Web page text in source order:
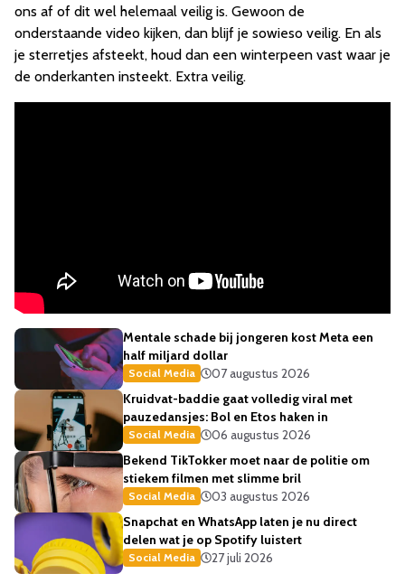
ons af of dit wel helemaal veilig is. Gewoon de
onderstaande video kijken, dan blijf je sowieso veilig. En als
je sterretjes afsteekt, houd dan een winterpeen vast waar je
de onderkanten insteekt. Extra veilig.
Mentale schade bij jongeren kost Meta een
half miljard dollar
Social Media
07 augustus 2026
Kruidvat-baddie gaat volledig viral met
pauzedansjes: Bol en Etos haken in
Social Media
06 augustus 2026
Bekend TikTokker moet naar de politie om
stiekem filmen met slimme bril
Social Media
03 augustus 2026
Snapchat en WhatsApp laten je nu direct
delen wat je op Spotify luistert
Social Media 27 juli 2026